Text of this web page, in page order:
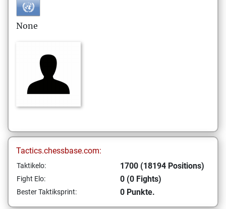
None
Tactics.chessbase.com:
Taktikelo: 1700 (18194 Positions)
Fight Elo: 0 (0 Fights)
Bester Taktiksprint: 0 Punkte.